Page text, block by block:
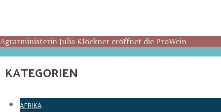
Agrarministerin Julia Klöckner eröffnet die ProWein
KATEGORIEN
AFRIKA